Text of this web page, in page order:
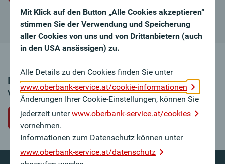
Dieses Stellenangebot ist leider nicht mehr
verfügbar.
zurück zur Jobübersicht
Mit Klick auf den Button „Alle Cookies akzeptieren“
stimmen Sie der Verwendung und Speicherung
aller Cookies von uns und von Drittanbietern (auch
in den USA ansässigen) zu.
Alle Details zu den Cookies finden Sie unter
www.oberbank-service.at/cookie-informationen
Änderungen Ihrer Cookie-Einstellungen, können Sie
jederzeit unterwww.oberbank-service.at/cookies
vornehmen.
Informationen zum Datenschutz können unter
www.oberbank-service.at/datenschutz